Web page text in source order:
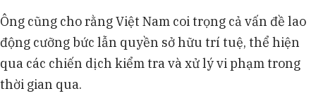
Ông cũng cho rằng Việt Nam coi trọng cả vấn đề lao
động cưỡng bức lẫn quyền sở hữu trí tuệ, thể hiện
qua các chiến dịch kiểm tra và xử lý vi phạm trong
thời gian qua.